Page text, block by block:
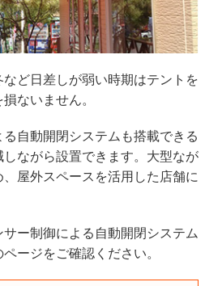
ど日差しが弱い時期はテントを
ないません。
自動開閉システムも搭載できる
ながら設置できます。大型なが
屋外スペースを活用した店舗に
ー制御による自動開閉システム
ージをご確認ください。